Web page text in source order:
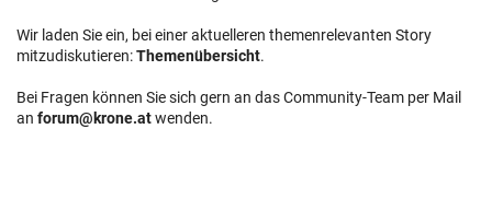
Wir laden Sie ein, bei einer aktuelleren themenrelevanten Story
mitzudiskutieren:Themenübersicht.
Bei Fragen können Sie sich gern an das Community-Team per Mail
an forum@krone.atwenden.